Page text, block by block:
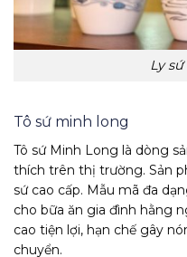
Ly
Tô sứ minh long
Tô sứ Minh Long là dòng
thích trên thị trường. Sản
sứ cao cấp. Mẫu mã đa
cho bữa ăn gia đình hằng
cao tiện lợi, hạn chế gây
chuyển.